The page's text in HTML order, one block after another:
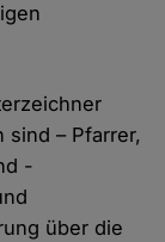
sind – Pfarrer,
-
über die